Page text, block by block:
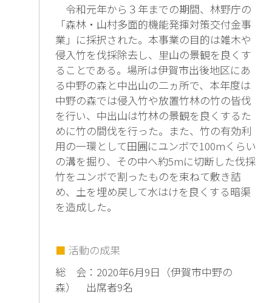
令和元年から３年までの期間、林野庁の
「森林・山村多面的機能発揮対策交付金事
業」に採択された。本事業の目的は雑木や
侵入竹を伐採除去し、里山の景観を良くす
ることである。場所は伊賀市出後地区にあ
る中野の森と中出山の二ヵ所で、本年度は
中野の森では侵入竹や放置竹林の竹の皆伐
を行い、中出山は竹林の景観を良くするた
めに竹の間伐を行った。また、竹の有効利
用の一環として田圃にユンボで100mくらい
の溝を掘り、その中へ約5mに切断した伐採
竹をユンボで割ったものを束ねて敷き詰
め、土を埋め戻して水はけを良くする暗渠
を造成した。
活動の成果
総 会：2020年6月9日（伊賀市中野の
森） 出席者9名